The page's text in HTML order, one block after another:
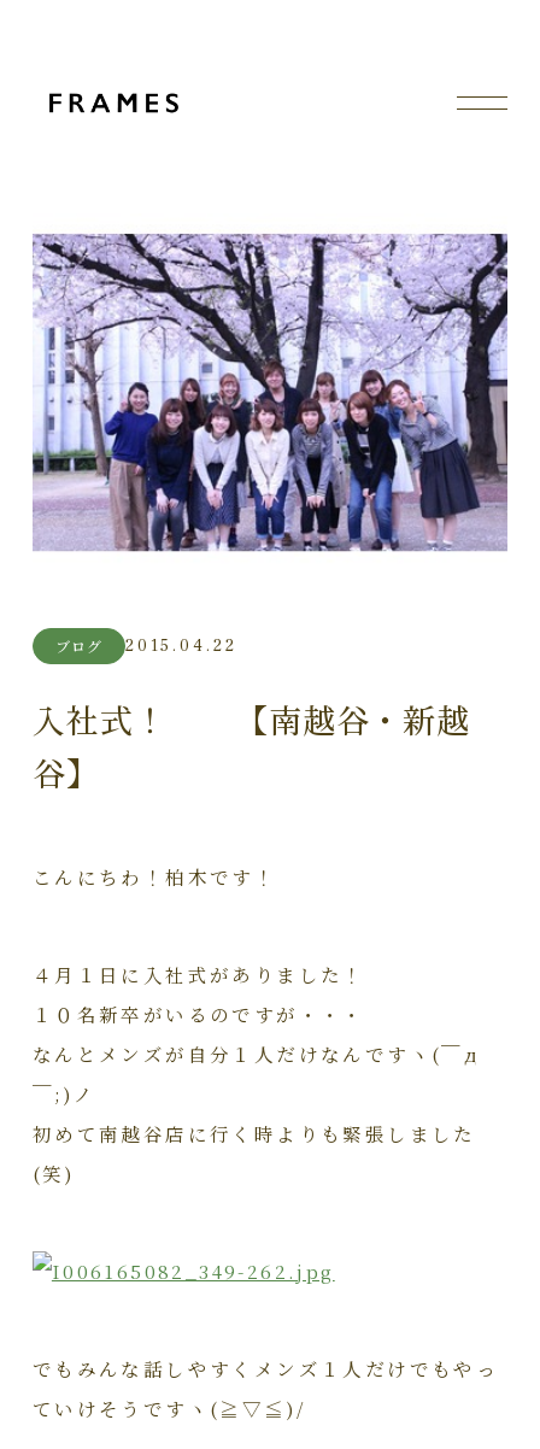
ブログ 2015.04.22
入社式！ 【南越谷・新越
谷】
こんにちわ！柏木です！
４月１日に入社式がありました！
１０名新卒がいるのですが・・・
なんとメンズが自分１人だけなんですヽ(￣д
￣;)ノ
初めて南越谷店に行く時よりも緊張しました
(笑)
でもみんな話しやすくメンズ １人だけでもやっ
ていけそうですヽ(≧▽≦)/